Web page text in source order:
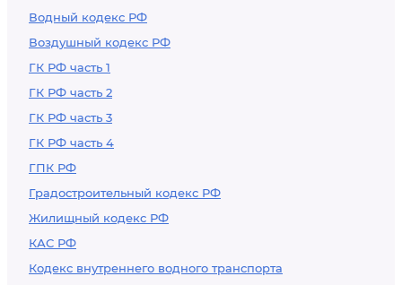
Водный кодекс РФ
Воздушный кодекс РФ
ГК РФ часть 1
ГК РФ часть 2
ГК РФ часть 3
ГК РФ часть 4
ГПК РФ
Градостроительный кодекс РФ
Жилищный кодекс РФ
КАС РФ
Кодекс внутреннего водного транспорта